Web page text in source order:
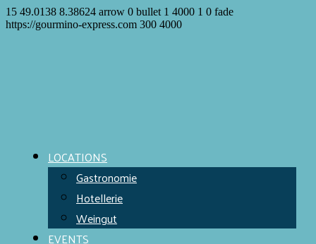
15 49.0138 8.38624 arrow 0 bullet 1 4000 1 0 fade
https://gourmino-express.com 300 4000
LOCATIONS
Gastronomie
Hotellerie
Weingut
EVENTS